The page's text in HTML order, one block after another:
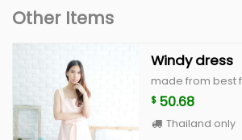
Other Items
Windy dress
$ 50.68
Thailand only